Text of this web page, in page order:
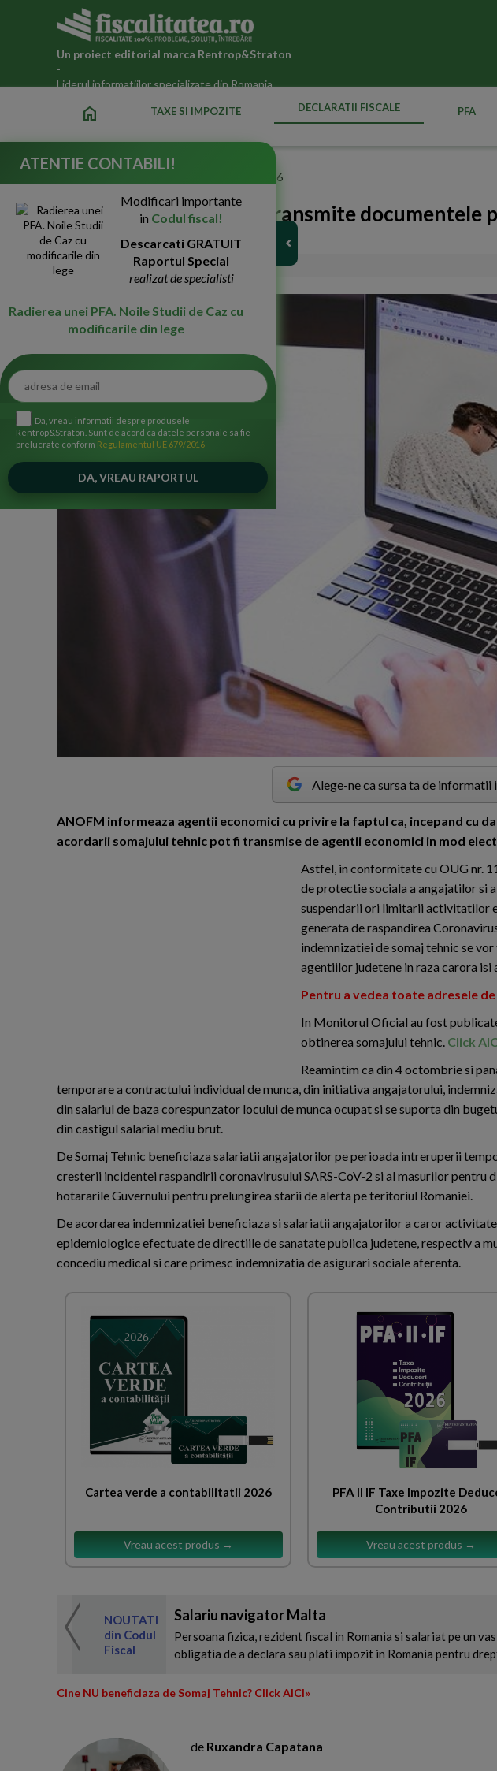
Un proiect editorial marca Rentrop&Straton
-
Liderul informatiilor specializate din Romania
home TAXE SI IMPOZITE DECLARATII FISCALE PFA
Declaratii fiscale ANAF actualizate 2026
Agentii economici pot transmite documentele
electronic la ANOFM
01-Nov-2021 2622
Alege-ne ca sursa ta de informatii
ANOFM informeaza agentii economici cu privire la faptul ca, incepand cu
acordarii somajului tehnic pot fi transmise de agentii economici in mod
Astfel, in conformitate cu OUG nr.
de protectie sociala a angajatilor si
suspendarii ori limitarii activitatilor
generata de raspandirea
indemnizatiei de somaj tehnic se
agentiilor judetene in raza carora isi
Pentru a vedea toate adresele de
In Monitorul Oficial au fost
obtinerea somajului tehnic. Click
Reamintim ca din 4 octombrie si
temporare a contractului individual de munca, din initiativa angajatorului,
din salariul de baza corespunzator locului de munca ocupat si se suporta din
din castigul salarial mediu brut.
De Somaj Tehnic beneficiaza salariatii angajatorilor pe perioada intreruperii
cresterii incidentei raspandirii coronavirusului SARS-CoV-2 si al masurilor pentru
hotararile Guvernului pentru prelungirea starii de alerta pe teritoriul Romaniei.
De acordarea indemnizatiei beneficiaza si salariatii angajatorilor a caror
epidemiologice efectuate de directiile de sanatate publica judetene, respectiv a
concediu medical si care primesc indemnizatia de asigurari sociale aferenta.
Cartea verde a contabilitatii 2026
Vreau acest produs →
PFA II IF Taxe Impozite
Contributii 2026
Vreau acest produs →
NOUTATI
din Codul
Fiscal
Salariu navigator Malta
Persoana fizica, rezident fiscal in Romania si salariat pe un
obligatia de a declara sau plati impozit in Romania pentru
Cine NU beneficiaza de Somaj Tehnic? Click AICI»
de Ruxandra Capatana
ATENTIE CONTABILI!
Modificari importante
in Codul fiscal!
Descarcati GRATUIT
Raportul Special
realizat de specialisti
Radierea unei PFA. Noile Studii de Caz cu
modificarile din lege
Da, vreau informatii despre produsele
Rentrop&Straton. Sunt de acord ca datele personale sa fie
prelucrate conform Regulamentul UE 679/2016